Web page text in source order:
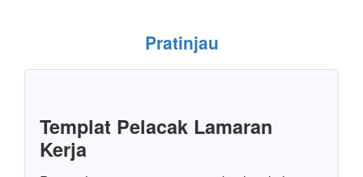
Pratinjau
Templat Pelacak Lamaran
Kerja